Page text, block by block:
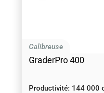
Calibreuse
GraderPro 400
Productivité: 144 000